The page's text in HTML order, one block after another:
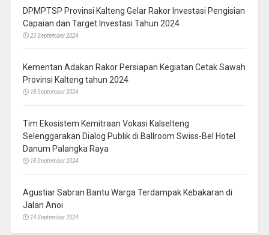
DPMPTSP Provinsi Kalteng Gelar Rakor Investasi Pengisian
Capaian dan Target Investasi Tahun 2024
23 September 2024
Kementan Adakan Rakor Persiapan Kegiatan Cetak Sawah
Provinsi Kalteng tahun 2024
18 September 2024
Tim Ekosistem Kemitraan Vokasi Kalselteng
Selenggarakan Dialog Publik di Ballroom Swiss-Bel Hotel
Danum Palangka Raya
18 September 2024
Agustiar Sabran Bantu Warga Terdampak Kebakaran di
Jalan Anoi
14 September 2024